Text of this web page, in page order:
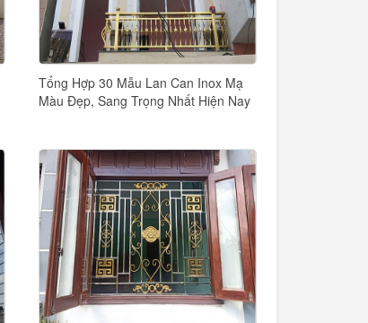
Tổng Hợp 30 Mẫu Lan Can Inox Mạ
Màu Đẹp, Sang Trọng Nhất Hiện Nay